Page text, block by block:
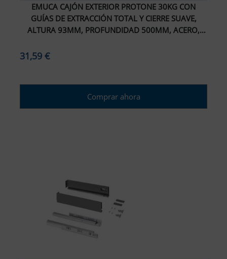
EMUCA CAJÓN EXTERIOR PROTONE 30KG CON
GUÍAS DE EXTRACCIÓN TOTAL Y CIERRE SUAVE,
ALTURA 93MM, PROFUNDIDAD 500MM, ACERO,
31,59 €
Comprar ahora